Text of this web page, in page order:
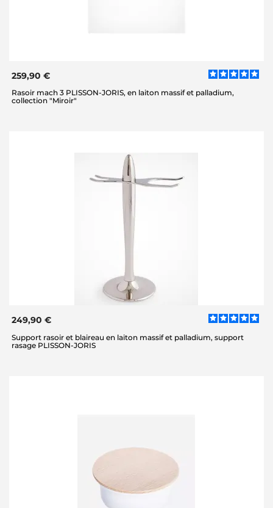
259,90 €
Rasoir mach 3 PLISSON-JORIS, en laiton massif et palladium,
collection "Miroir"
249,90 €
Support rasoir et blaireau en laiton massif et palladium, support
rasage PLISSON-JORIS